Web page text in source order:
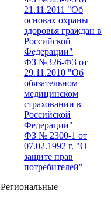
21.11.2011 "Об
основах охраны
здоровья граждан в
Российской
Федерации"
ФЗ №326-ФЗ от
29.11.2010 "Об
обязательном
медицинском
страховании в
Российской
Федерации"
ФЗ № 2300-1 от
07.02.1992 г. "О
защите прав
потребителей"
Региональные